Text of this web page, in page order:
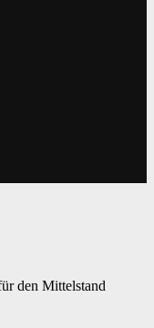
den Mittelstand